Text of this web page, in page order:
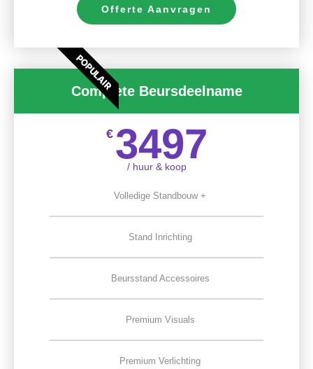
Offerte Aanvragen
POPULAIR
Complete Beursdeelname
€ 3497
/ huur & koop
Volledige Standbouw +
Stand Inrichting
Beursstand Accessoires
Premium Visuals
Premium Verlichting